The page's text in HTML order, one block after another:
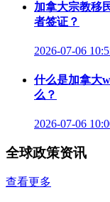
加拿大宗教移
者签证？
2026-07-06
什么是加拿大
么？
2026-07-06
全球政策资讯
查看更多